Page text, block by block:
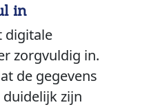
in
digitale
zorgvuldig in.
de gegevens
zijn